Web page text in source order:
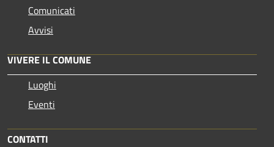
Comunicati
Avvisi
VIVERE IL COMUNE
Luoghi
Eventi
CONTATTI